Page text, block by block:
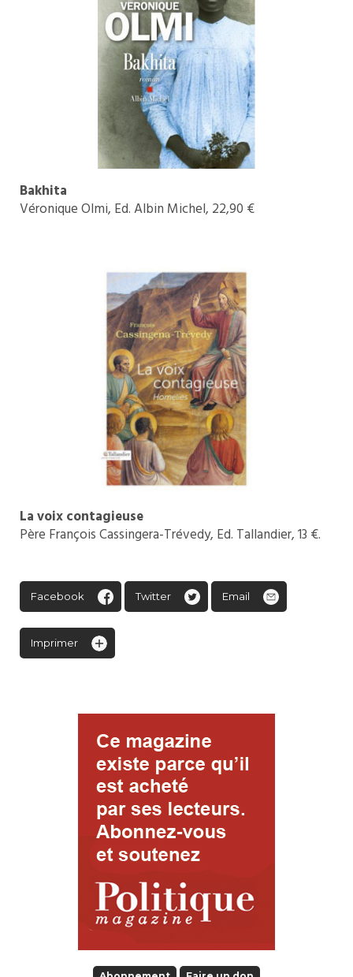
Bakhita
Véronique Olmi, Ed. Albin Michel, 22,90 €
La voix contagieuse
Père François Cassingera-Trévedy, Ed. Tallandier, 13 €.
Facebook Twitter Email
Imprimer